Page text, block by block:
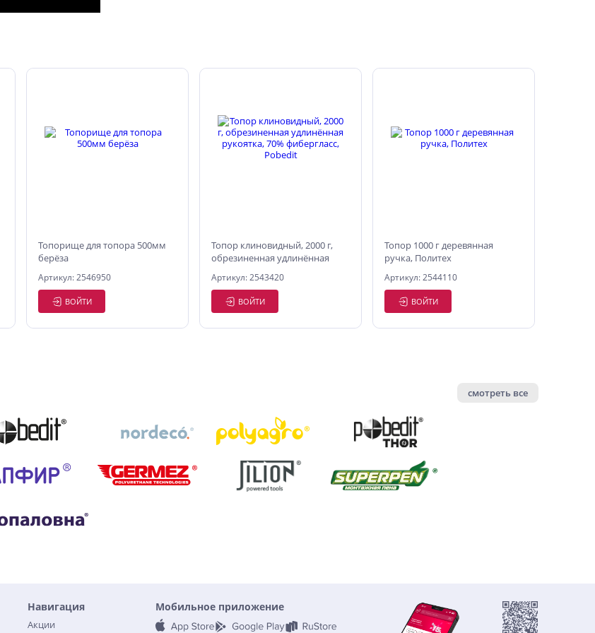
Топорище для топора 500мм
берёза
Артикул: 2546950
ВОЙТИ
Топор клиновидный, 2000 г,
обрезиненная удлинённая
Pobedit
Артикул: 2543420
ВОЙТИ
Топор 1000 г деревянная
ручка, Политех
Артикул: 2544110
ВОЙТИ
смотреть все
Навигация
Акции
Мобильное приложение